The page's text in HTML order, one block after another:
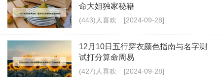
命大姐独家秘籍
(443)人喜欢 [2024-09-28]
12月10日五行穿衣颜色指南与名字测
试打分算命周易
(427)人喜欢 [2024-09-28]